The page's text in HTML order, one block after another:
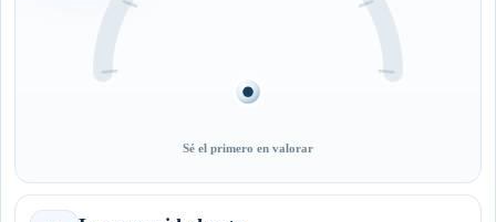
Sé el primero en valorar